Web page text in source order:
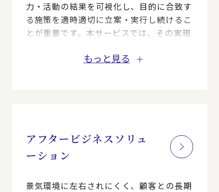
力・活動の結果を可視化し、目的に合致す
る施策を適時適切に立案・実行し続けるこ
とが重要です。本サービスでは、その実現
もっと見る
アフタービジネスソリュ
ーション
景気環境に左右されにくく、顧客との長期